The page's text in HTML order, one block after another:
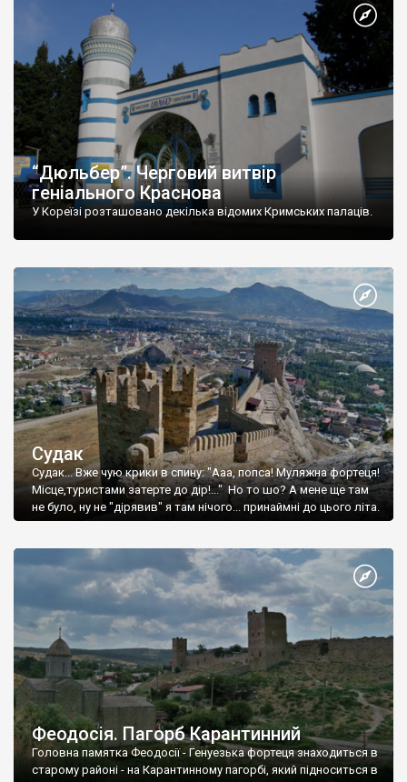
“Дюльбер”. Черговий витвір
геніального Краснова
У Кореїзі розташовано декілька відомих Кримських палаців.
Судак
Судак... Вже чую крики в спину: "Ааа, попса! Муляжна фортеця!
Місце,туристами затерте до дір!..." Но то шо? А мене ще там
не було, ну не "дірявив" я там нічого... принаймні до цього літа.
Феодосія. Пагорб Карантинний
Головна памятка Феодосії - Генуезька фортеця знаходиться в
старому районі - на Карантинному пагорбі, який підноситься в